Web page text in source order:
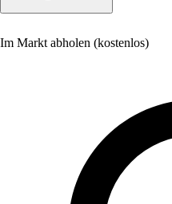
Im Markt abholen (kostenlos)